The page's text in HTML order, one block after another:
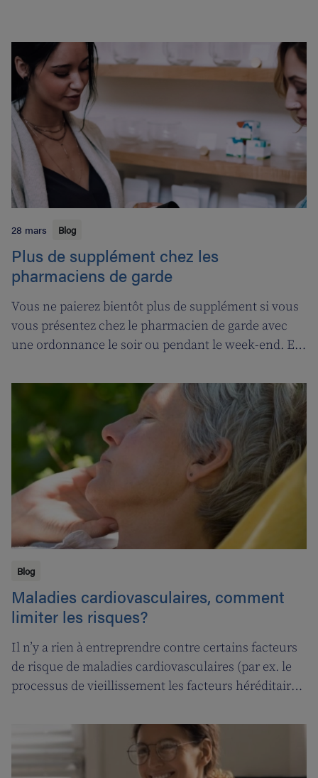
28 mars Blog
Plus de supplément chez les
pharmaciens de garde
Vous ne paierez bientôt plus de supplément si vous
vous présentez chez le pharmacien de garde avec
une ordonnance le soir ou pendant le week-end. En
sera introduite pour les pharmaciens de garde.
Blog
Maladies cardiovasculaires, comment
limiter les risques?
Il n’y a rien à entreprendre contre certains facteurs
de risque de maladies cardiovasculaires (par ex. le
processus de vieillissement les facteurs héréditaires,
efficacement combattus, en adoptant un style de vie
sain.